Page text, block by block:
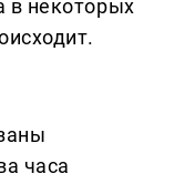
в некоторых
часа